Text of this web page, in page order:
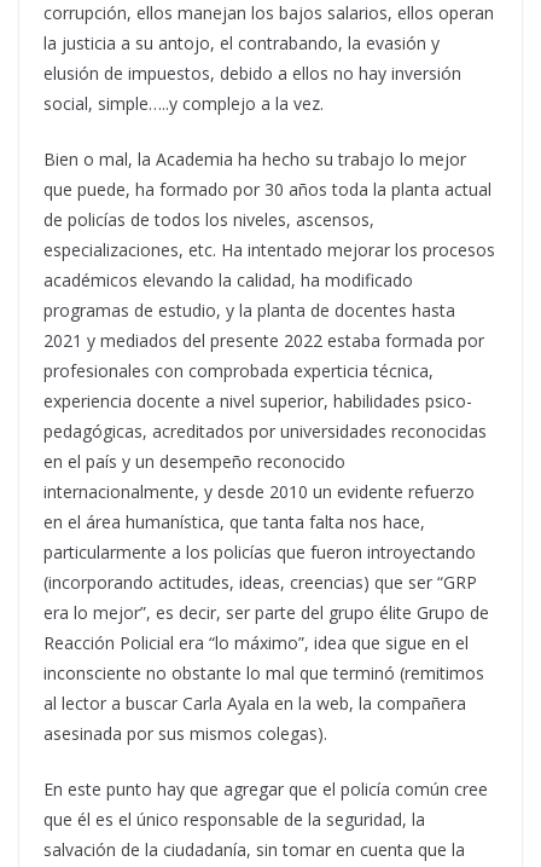
corrupción, ellos manejan los bajos salarios, ellos operan
la justicia a su antojo, el contrabando, la evasión y
elusión de impuestos, debido a ellos no hay inversión
social, simple…..y complejo a la vez.
Bien o mal, la Academia ha hecho su trabajo lo mejor
que puede, ha formado por 30 años toda la planta actual
de policías de todos los niveles, ascensos,
especializaciones, etc. Ha intentado mejorar los procesos
académicos elevando la calidad, ha modificado
programas de estudio, y la planta de docentes hasta
2021 y mediados del presente 2022 estaba formada por
profesionales con comprobada experticia técnica,
experiencia docente a nivel superior, habilidades psico-
pedagógicas, acreditados por universidades reconocidas
en el país y un desempeño reconocido
internacionalmente, y desde 2010 un evidente refuerzo
en el área humanística, que tanta falta nos hace,
particularmente a los policías que fueron introyectando
(incorporando actitudes, ideas, creencias) que ser “GRP
era lo mejor”, es decir, ser parte del grupo élite Grupo de
Reacción Policial era “lo máximo”, idea que sigue en el
inconsciente no obstante lo mal que terminó (remitimos
al lector a buscar Carla Ayala en la web, la compañera
asesinada por sus mismos colegas).
En este punto hay que agregar que el policía común cree
que él es el único responsable de la seguridad, la
salvación de la ciudadanía, sin tomar en cuenta que la